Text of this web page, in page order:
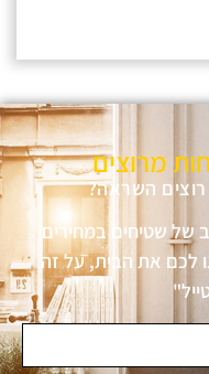
מרוצים
השראה?
של שטיחים במחירים
לכם את הבית, על זה